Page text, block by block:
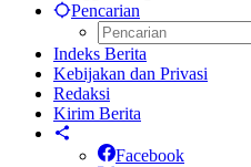
Pencarian
Indeks Berita
Kebijakan dan Privasi
Redaksi
Kirim Berita
Facebook